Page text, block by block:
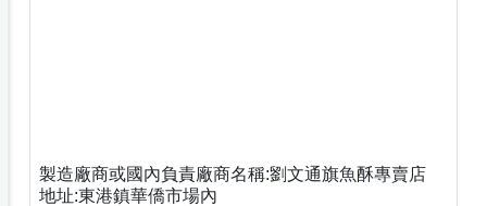
製造廠商或國內負責廠商名稱:劉文通旗魚酥專賣店
地址:東港鎮華僑市場內